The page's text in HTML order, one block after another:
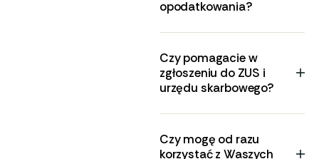
opodatkowania?
Czy pomagacie w
zgłoszeniu do ZUS i
urzędu skarbowego?
Czy mogę od razu
korzystać z Waszych